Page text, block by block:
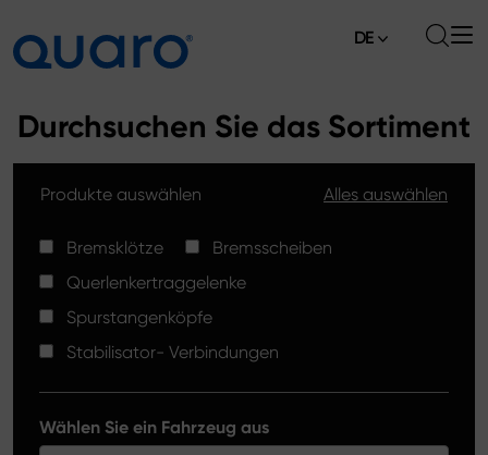
Bremsklötze
Bremsscheiben High Carbon
Spurstangenköpfe
Bremsklötze Silver Ceramic
Aktuelles
Verkaufsstellen
Kontakt
DE
Durchsuchen Sie das Sortiment
Produkte auswählen Alles auswählen
Bremsklötze
Bremsscheiben
Querlenkertraggelenke
Spurstangenköpfe
Stabilisator- Verbindungen
Wählen Sie ein Fahrzeug aus